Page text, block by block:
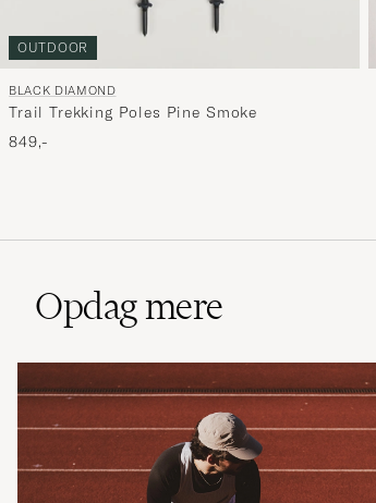
OUTDOOR
BLACK DIAMOND
Trail Trekking Poles Pine Smoke
849,-
Opdag mere